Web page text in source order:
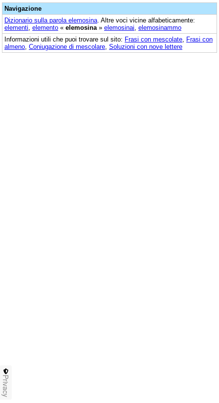
Navigazione
Dizionario sulla parola elemosina . Altre voci vicine alfabeticamente:
elementi elemento « elemosina » elemosinai elemosinammo
Informazioni utili che puoi trovare sul sito: Frasi con mescolate Frasi con
almeno Coniugazione di mescolare Soluzioni con nove lettere
Privacy